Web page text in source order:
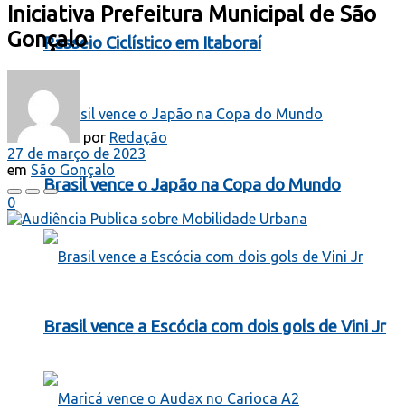
Passeio Ciclístico em Itaboraí
Brasil vence o Japão na Copa do Mundo
Brasil vence a Escócia com dois gols de Vini Jr
Iniciativa Prefeitura Municipal de São
Gonçalo
por Redação
27 de março de 2023
em São Gonçalo
0